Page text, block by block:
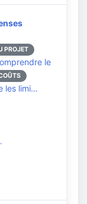
PROJET
le
les limi…